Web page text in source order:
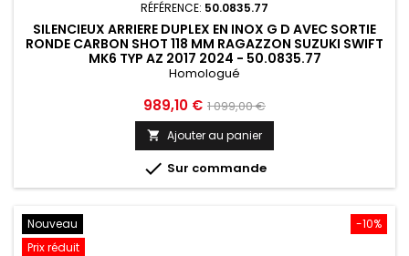
RÉFÉRENCE: 50.0835.77
SILENCIEUX ARRIERE DUPLEX EN INOX G D AVEC SORTIE
RONDE CARBON SHOT 118 MM RAGAZZON SUZUKI SWIFT
MK6 TYP AZ 2017 2024 - 50.0835.77
Homologué
Prix
989,10 € Prix
de
base
1 099,00 €
 Ajouter au panier
 Sur commande
-10%
Nouveau
Prix réduit